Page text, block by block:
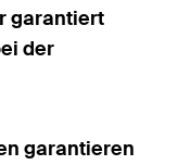
garantiert
der
garantieren